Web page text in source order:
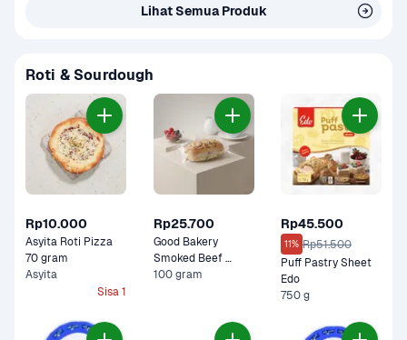
Lihat Semua Produk
Roti & Sourdough
Rp10.000
Asyita Roti Pizza
70 gram
Asyita
Sisa 1
Rp25.700
Good Bakery
Smoked Beef
Cheese Sourdough
100 gram
Rp45.500
11% Rp51.500
Puff Pastry Sheet
Edo
750 g